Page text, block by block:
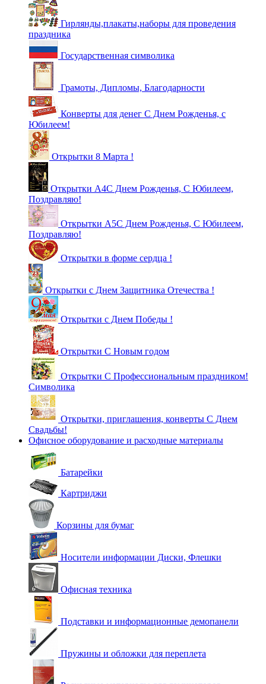
Гирлянды,плакаты,наборы для проведения
праздника
Государственная символика
Грамоты, Дипломы, Благодарности
Конверты для денег С Днем Рожденья, с
Юбилеем!
Открытки 8 Марта !
Открытки А4С Днем Рожденья, С Юбилеем,
Поздравляю!
Открытки А5С Днем Рожденья, С Юбилеем,
Поздравляю!
Открытки в форме сердца !
Открытки с Днем Защитника Отечества !
Открытки с Днем Победы !
Открытки С Новым годом
Открытки С Профессиональным праздником!
Символика
Открытки, приглашения, конверты С Днем
Свадьбы!
Офисное оборудование и расходные материалы
Батарейки
Картриджи
Корзины для бумаг
Носители информации Диски, Флешки
Офисная техника
Подставки и информационные демопанели
Пружины и обложки для переплета